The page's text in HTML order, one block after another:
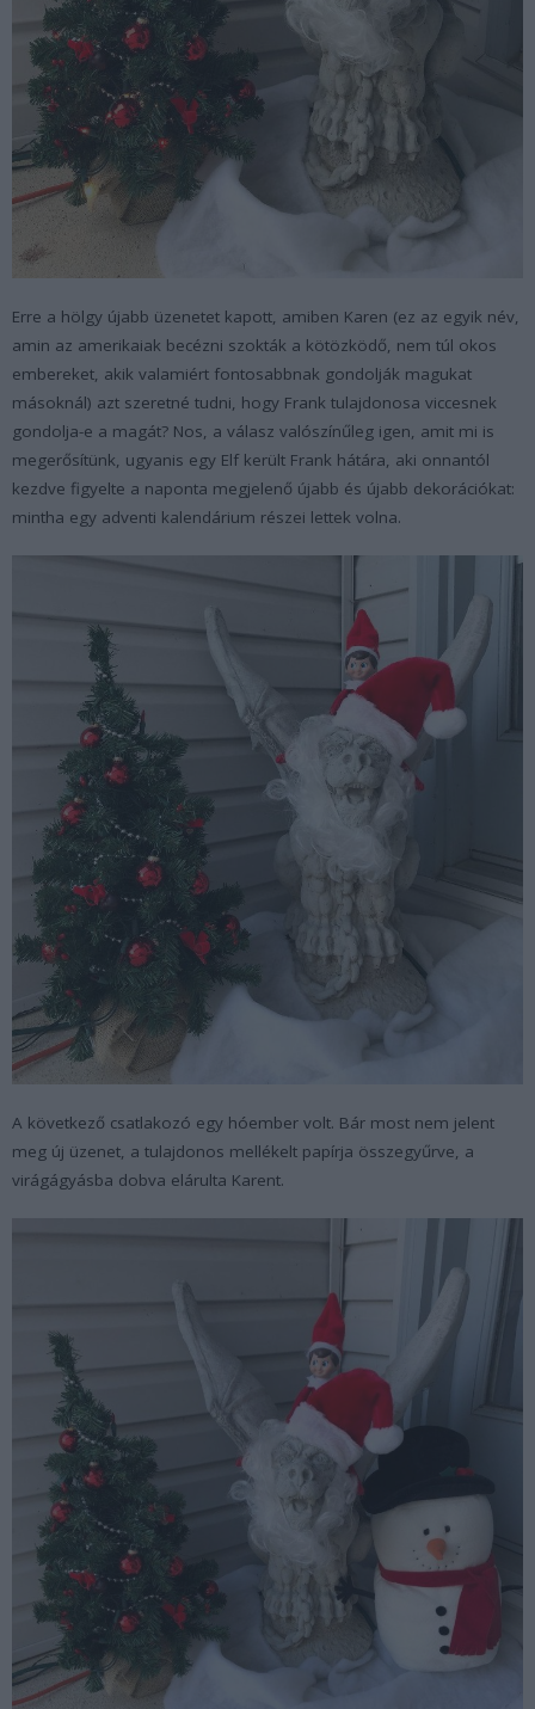
Erre a hölgy újabb üzenetet kapott, amiben Karen (ez az egyik név,
amin az amerikaiak becézni szokták a kötözködő, nem túl okos
embereket, akik valamiért fontosabbnak gondolják magukat
másoknál) azt szeretné tudni, hogy Frank tulajdonosa viccesnek
gondolja-e a magát? Nos, a válasz valószínűleg igen, amit mi is
megerősítünk, ugyanis egy Elf került Frank hátára, aki onnantól
kezdve figyelte a naponta megjelenő újabb és újabb dekorációkat:
mintha egy adventi kalendárium részei lettek volna.
A következő csatlakozó egy hóember volt. Bár most nem jelent
meg új üzenet, a tulajdonos mellékelt papírja összegyűrve, a
virágágyásba dobva elárulta Karent.